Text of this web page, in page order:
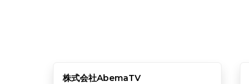
株式会社AbemaTV